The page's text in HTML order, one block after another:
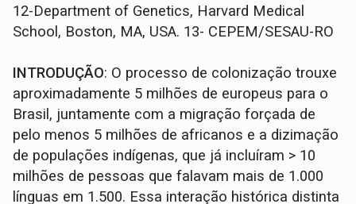
12-Department of Genetics, Harvard Medical
School, Boston, MA, USA. 13- CEPEM/SESAU-RO
INTRODUÇÃO: O processo de colonização trouxe
aproximadamente 5 milhões de europeus para o
Brasil, juntamente com a migração forçada de
pelo menos 5 milhões de africanos e a dizimação
de populações indígenas, que já incluíram > 10
milhões de pessoas que falavam mais de 1.000
línguas em 1.500. Essa interação histórica distinta